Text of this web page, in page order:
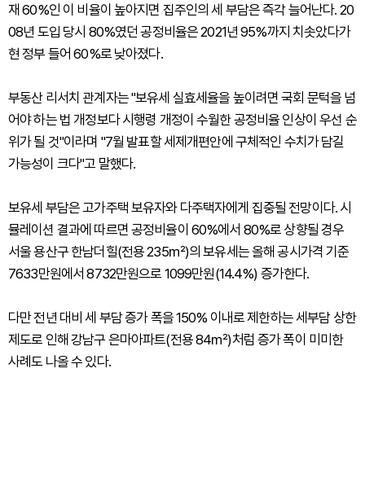
재 60%인 이 비율이 높아지면 집주인의 세 부담은 즉각 늘어난다. 20
08년 도입 당시 80%였던 공정비율은 2021년 95%까지 치솟았다가
현 정부 들어 60%로 낮아졌다.
부동산 리서치 관계자는 "보유세 실효세율을 높이려면 국회 문턱을 넘
어야 하는 법 개정보다 시행령 개정이 수월한 공정비율 인상이 우선 순
위가 될 것"이라며 "7월 발표할 세제개편안에 구체적인 수치가 담길
가능성이 크다"고 말했다.
보유세 부담은 고가주택 보유자와 다주택자에게 집중될 전망이다. 시
뮬레이션 결과에 따르면 공정비율이 60%에서 80%로 상향될 경우
서울 용산구 한남더힐(전용 235㎡)의 보유세는 올해 공시가격 기준
7633만원에서 8732만원으로 1099만원(14.4%) 증가한다.
다만 전년 대비 세 부담 증가 폭을 150% 이내로 제한하는 세부담 상한
제도로 인해 강남구 은마아파트(전용 84㎡)처럼 증가 폭이 미미한
사례도 나올 수 있다.